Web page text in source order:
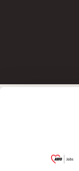
Garitz
(Ein